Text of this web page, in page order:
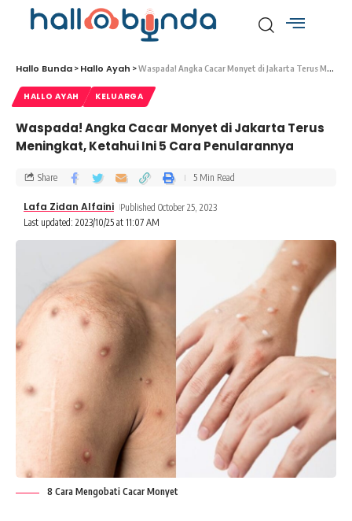
Hallo Bunda > Hallo Ayah >Waspada! Angka Cacar Monyet di Jakarta Terus Meningkat, Ketahui Ini 5 Cara Penularannya
HALLO AYAH KELUARGA
Waspada! Angka Cacar Monyet di Jakarta Terus
Meningkat, Ketahui Ini 5 Cara Penularannya
Last updated: 2023/10/25 at 11:07 AM
Lafa Zidan Alfaini Published October 25, 2023
Share 5 Min Read
8 Cara Mengobati Cacar Monyet